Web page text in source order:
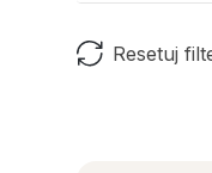
Resetuj